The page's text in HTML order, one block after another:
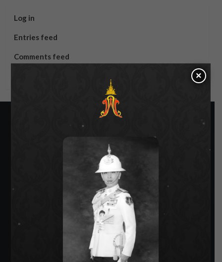
Log in
Entries feed
Comments feed
SIAMRATH VARIETY
THE BEST ENTERTAINMENT
×